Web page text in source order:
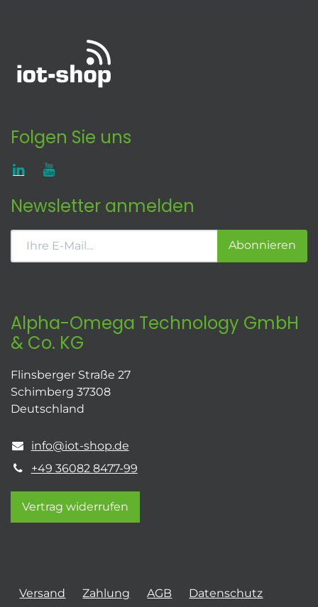
Folgen Sie uns
Newsletter anmelden
Abonnieren
Alpha-Omega Technology GmbH
& Co. KG
Flinsberger Straße 27
Schimberg 37308
Deutschland
info@iot-shop.de
+49 36082 8477-99
Vertrag widerrufen
Versand Zahlung AGB Datenschutz